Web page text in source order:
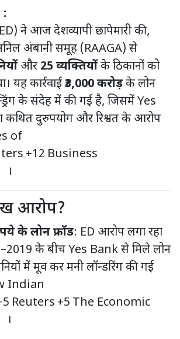
:
(ED) ने आज देशव्यापी छापेमारी की,
अंबानी समूह (RAAGA) से
और 25 व्यक्तियोंके ठिकानों को
यह कार्रवाई₹3,000 करोड़के लोन
के संदेह में की गई है, जिसमें Yes
कथित दुरुपयोग और रिश्वत के आरोप
of
+12 Business
।
आरोप?
के लोन फ्रॉड: ED आरोप लगा रहा
के बीच Yes Bank से मिले लोन
में मूव कर मनी लॉन्डरिंग की गई
Indian
Reuters +5 The Economic
।